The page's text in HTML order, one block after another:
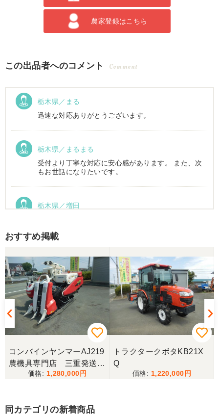
農家登録はこちら
この出品者へのコメント Comment
栃木県／まる
迅速な対応ありがとうございます。
栃木県／まるまる
受付より丁寧な対応に安心感があります。 また、次
もお世話になりたいです。
栃木県／増田
おすすめ掲載
コンバインヤンマーAJ219
農機具専門店 三重発送整
備済み
1,280,000
トラクタークボタKB21X
Q
1,220,000
同カテゴリの新着商品